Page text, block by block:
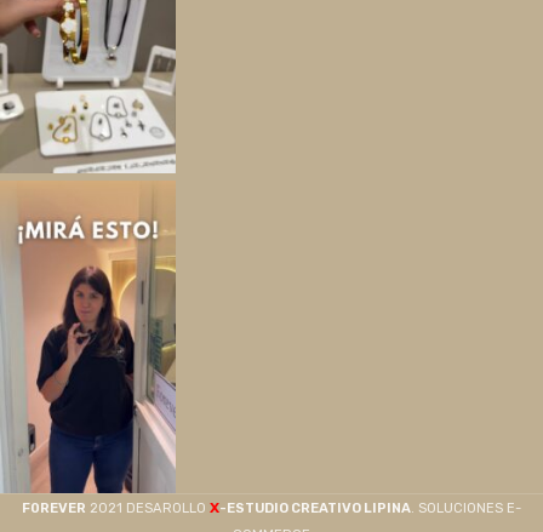
F0REVER 2021 DESAROLLO X-ESTUDIO CREATIVO LIPINA. SOLUCIONES E-